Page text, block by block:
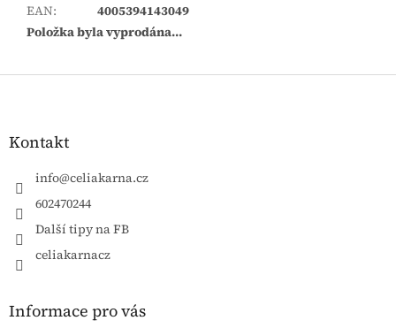
EAN:
4005394143049
Položka byla vyprodána…
Zápatí
Kontakt
info@celiakarna.cz
602470244
Další tipy na FB
celiakarnacz
Informace pro vás